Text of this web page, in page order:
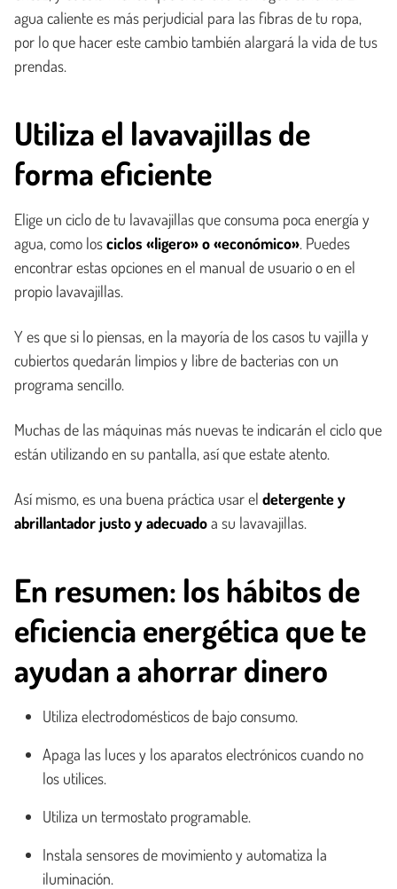
agua caliente es más perjudicial para las fibras de tu ropa,
por lo que hacer este cambio también alargará la vida de tus
prendas.
Utiliza el lavavajillas de
forma eficiente
Elige un ciclo de tu lavavajillas que consuma poca energía y
agua, como losciclos «ligero» o «económico». Puedes
encontrar estas opciones en el manual de usuario o en el
propio lavavajillas.
Y es que si lo piensas, en la mayoría de los casos tu vajilla y
cubiertos quedarán limpios y libre de bacterias con un
programa sencillo.
Muchas de las máquinas más nuevas te indicarán el ciclo que
están utilizando en su pantalla, así que estate atento.
Así mismo, es una buena práctica usar el detergente y
abrillantador justo y adecuadoa su lavavajillas.
En resumen: los hábitos de
eficiencia energética que te
ayudan a ahorrar dinero
Utiliza electrodomésticos de bajo consumo.
Apaga las luces y los aparatos electrónicos cuando no
los utilices.
Utiliza un termostato programable.
Instala sensores de movimiento y automatiza la
iluminación.